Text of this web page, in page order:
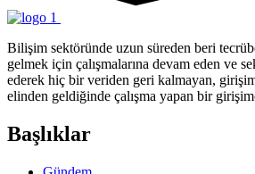
Bilişim sektöründe uzun süreden beri
gelmek için çalışmalarına devam eden ve
ederek hiç bir veriden geri kalmayan,
elinden geldiğinde çalışma yapan bir
Başlıklar